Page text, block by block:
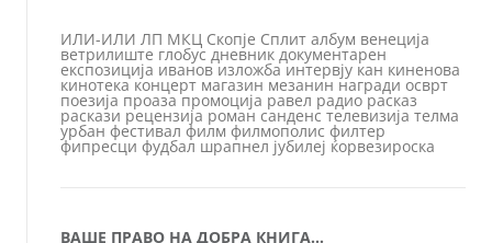
ИЛИ-ИЛИ ЛП МКЦ Скопје Сплит албум венеција
ветрилиште глобус дневник документарен
експозиција иванов изложба интервју кан киненова
кинотека концерт магазин мезанин награди осврт
поезија проаза промоција равел радио расказ
раскази рецензија роман санденс телевизија телма
урбан фестивал филм филмополис филтер
фипресци фудбал шрапнел јубилеј ќорвезироска
ВАШЕ ПРАВО НА ДОБРА КНИГА…